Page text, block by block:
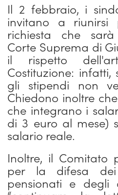
Il 2 febbraio, i
invitano a riunirsi
richiesta che
Corte Suprema di
il rispetto
Costituzione:
gli stipendi non
Chiedono inoltre
che integrano i
di 3 euro al mese)
salario reale.
Inoltre, il Comitato
per la difesa dei
pensionati e degli